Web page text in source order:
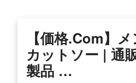
【価格.com】
カットソー | 通
製品 …